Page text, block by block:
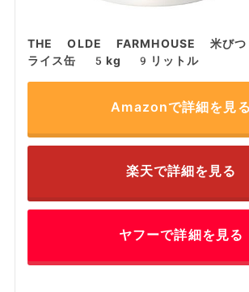
THE OLDE FARMHOUSE 米びつ
ライス缶 5kg 9リットル
Amazonで詳細を見る
楽天で詳細を見る
ヤフーで詳細を見る